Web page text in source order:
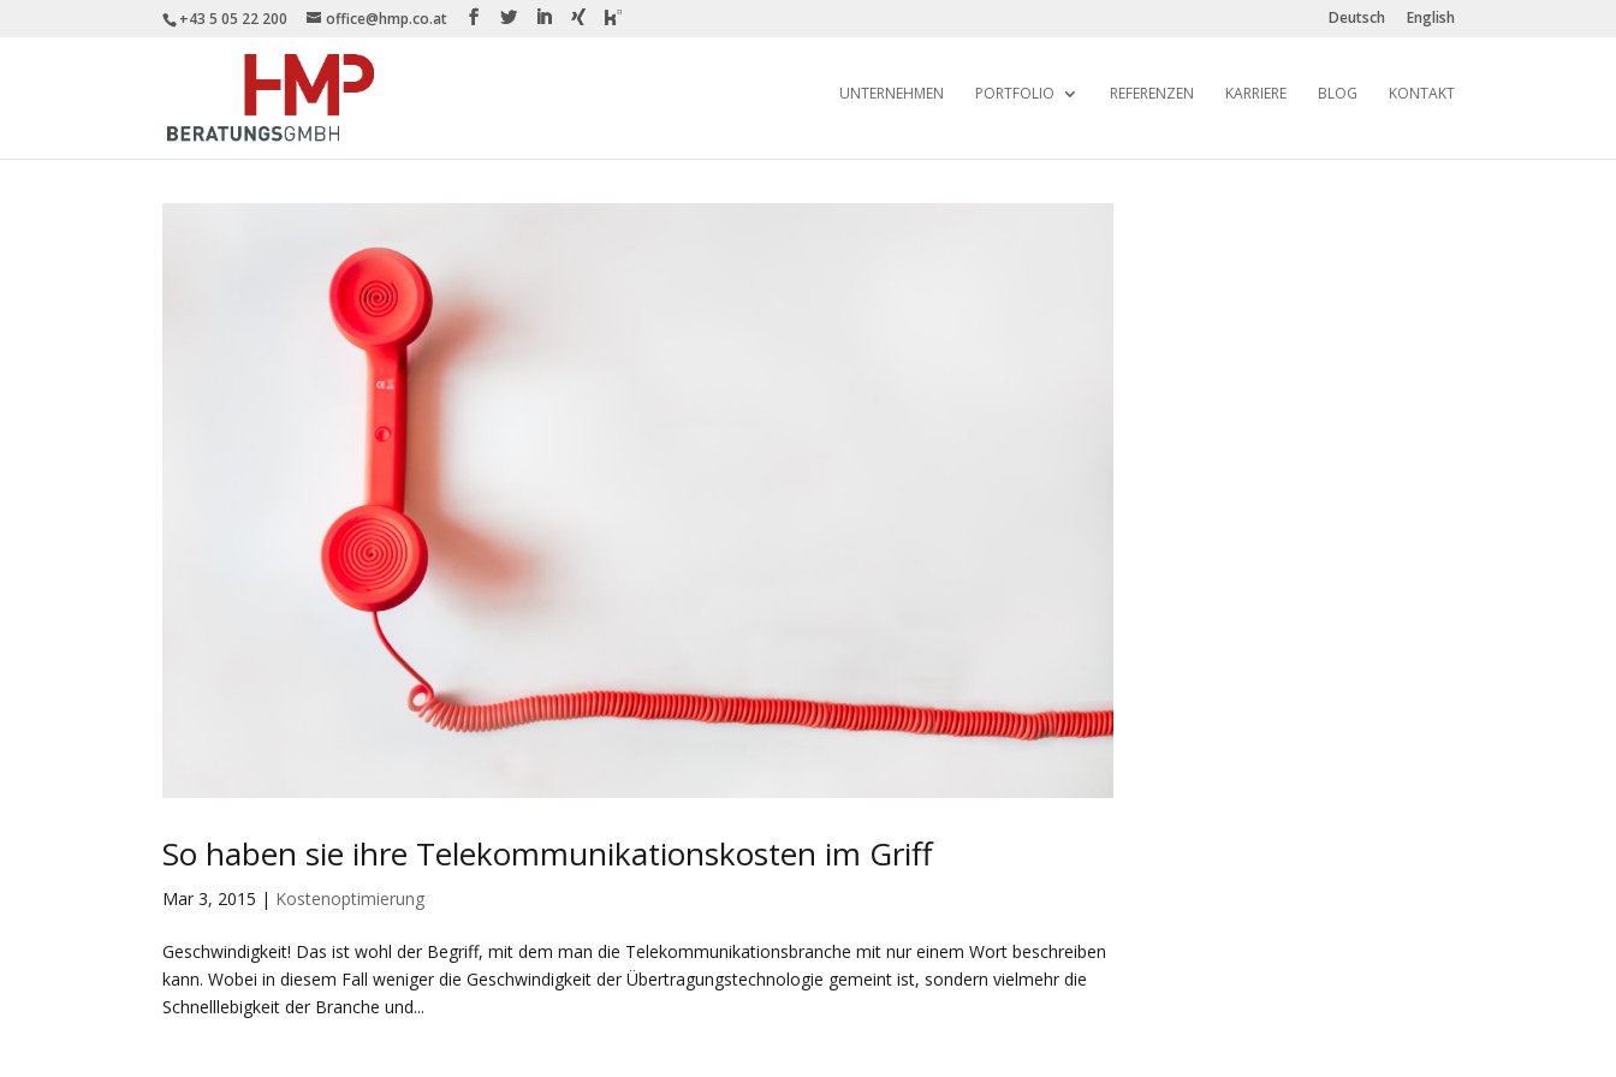
+43 5 05 22 200 office@hmp.co.at Deutsch English
UNTERNEHMEN PORTFOLIO REFERENZEN KARRIERE BLOG KONTAKT
So haben sie ihre Telekommunikationskosten im Griff
Mar 3, 2015 | Kostenoptimierung
Geschwindigkeit! Das ist wohl der Begriff, mit dem man die Telekommunikationsbranche mit nur einem Wort beschreiben
kann. Wobei in diesem Fall weniger die Geschwindigkeit der Übertragungstechnologie gemeint ist, sondern vielmehr die
Schnelllebigkeit der Branche und...